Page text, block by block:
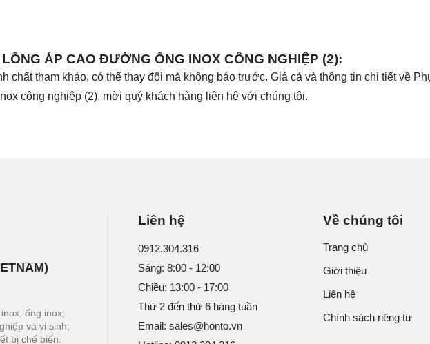
ÁP CAO ĐƯỜNG ỐNG INOX CÔNG NGHIỆP (2):
chất tham khảo, có thể thay đổi mà không báo trước. Giá cả và thông tin chi tiết về
công nghiệp (2), mời quý khách hàng liên hệ với chúng tôi.
ống inox;
và vi sinh;
bị chế biến.
Liên hệ
0912.304.316
Sáng: 8:00 - 12:00
Chiều: 13:00 - 17:00
Thứ 2 đến thứ 6 hàng tuần
Email: sales@honto.vn
Về chúng tôi
Trang chủ
Giới thiệu
Liên hệ
Chính sách riêng tư